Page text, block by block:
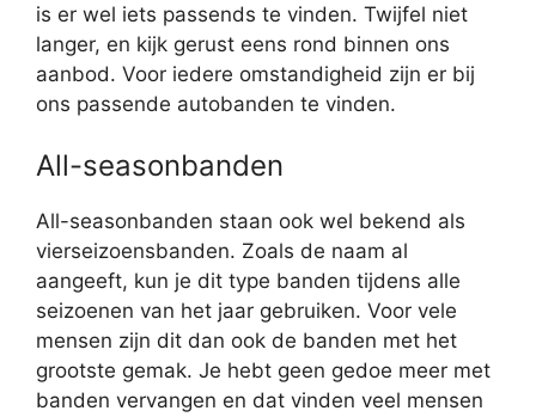
is er wel iets passends te vinden. Twijfel niet
langer, en kijk gerust eens rond binnen ons
aanbod. Voor iedere omstandigheid zijn er bij
ons passende autobanden te vinden.
All-seasonbanden
All-seasonbanden staan ook wel bekend als
vierseizoensbanden. Zoals de naam al
aangeeft, kun je dit type banden tijdens alle
seizoenen van het jaar gebruiken. Voor vele
mensen zijn dit dan ook de banden met het
grootste gemak. Je hebt geen gedoe meer met
banden vervangen en dat vinden veel mensen